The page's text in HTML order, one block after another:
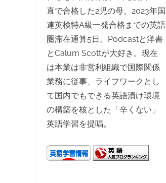
直で合格した2児の母。2023年国
連英検特A級一発合格までの英語
圏滞在通算5日。Podcastと洋書
とCalum Scottが大好き。現在
は本業は非営利組織で国際関係
業務に従事、ライフワークとし
て国内でもできる英語漬け環境
の構築を核とした「辛くない」
英語学習を提唱。